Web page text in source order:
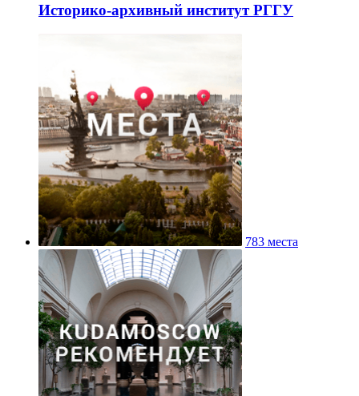
Историко-архивный институт РГГУ
783 места